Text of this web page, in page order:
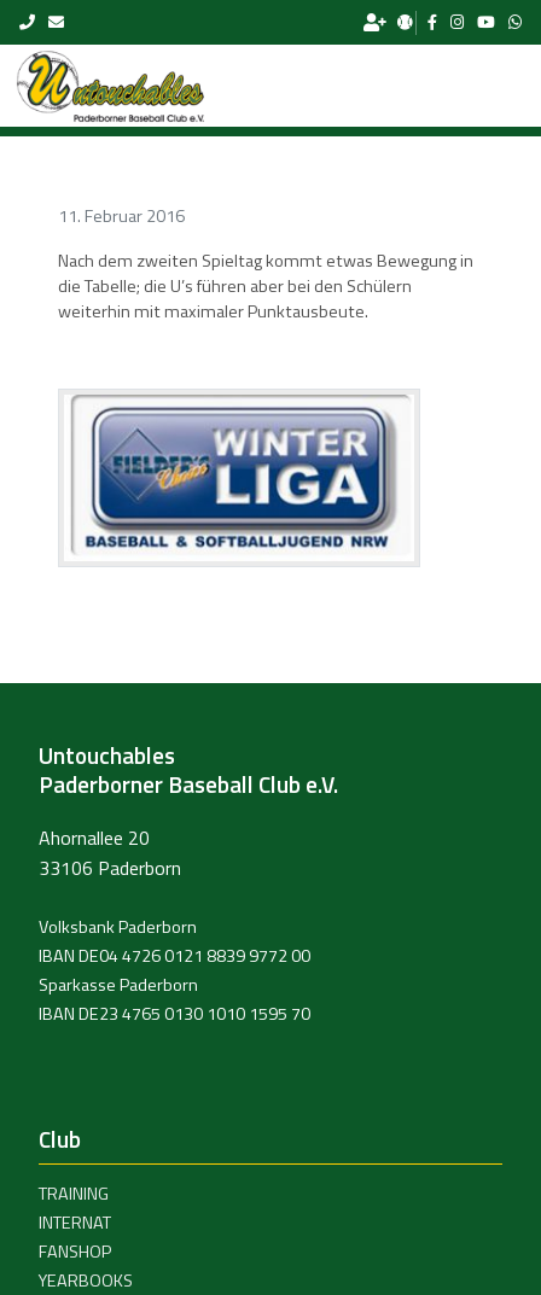
Skip to content
11. Februar 2016
Nach dem zweiten Spieltag kommt etwas Bewegung in
die Tabelle; die U’s führen aber bei den Schülern
weiterhin mit maximaler Punktausbeute.
Untouchables
Paderborner Baseball Club e.V.
Ahornallee 20
33106 Paderborn
Volksbank Paderborn
IBAN DE04 4726 0121 8839 9772 00
Sparkasse Paderborn
IBAN DE23 4765 0130 1010 1595 70
Club
TRAINING
INTERNAT
FANSHOP
YEARBOOKS